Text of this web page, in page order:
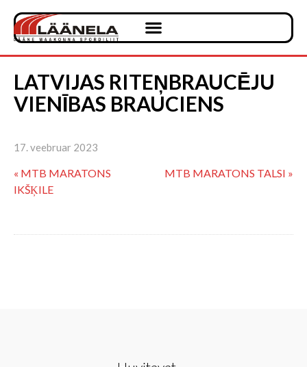
LATVIJAS RITEŅBRAUCĒJU
VIENĪBAS BRAUCIENS
17. veebruar 2023
« MTB MARATONS
IKŠĶILE
MTB MARATONS TALSI »